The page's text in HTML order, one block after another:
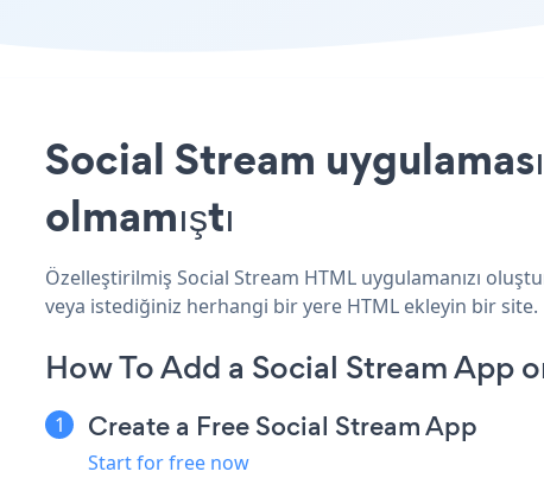
Social Stream
olmamıştı
Özelleştirilmiş Social Stream HTML uygulamanızı
veya istediğiniz herhangi bir yere HTML ekleyin bir site.
How To Add a Social Stream App
Create a Free Social Stream App
Start for free now